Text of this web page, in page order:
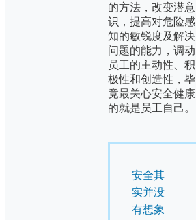
的方法，改变潜意
识，提高对危险感
知的敏锐度及解决
问题的能力，调动
员工的主动性、积
极性和创造性，毕
竟最关心安全健康
的就是员工自己。
安全其
实并没
有想象